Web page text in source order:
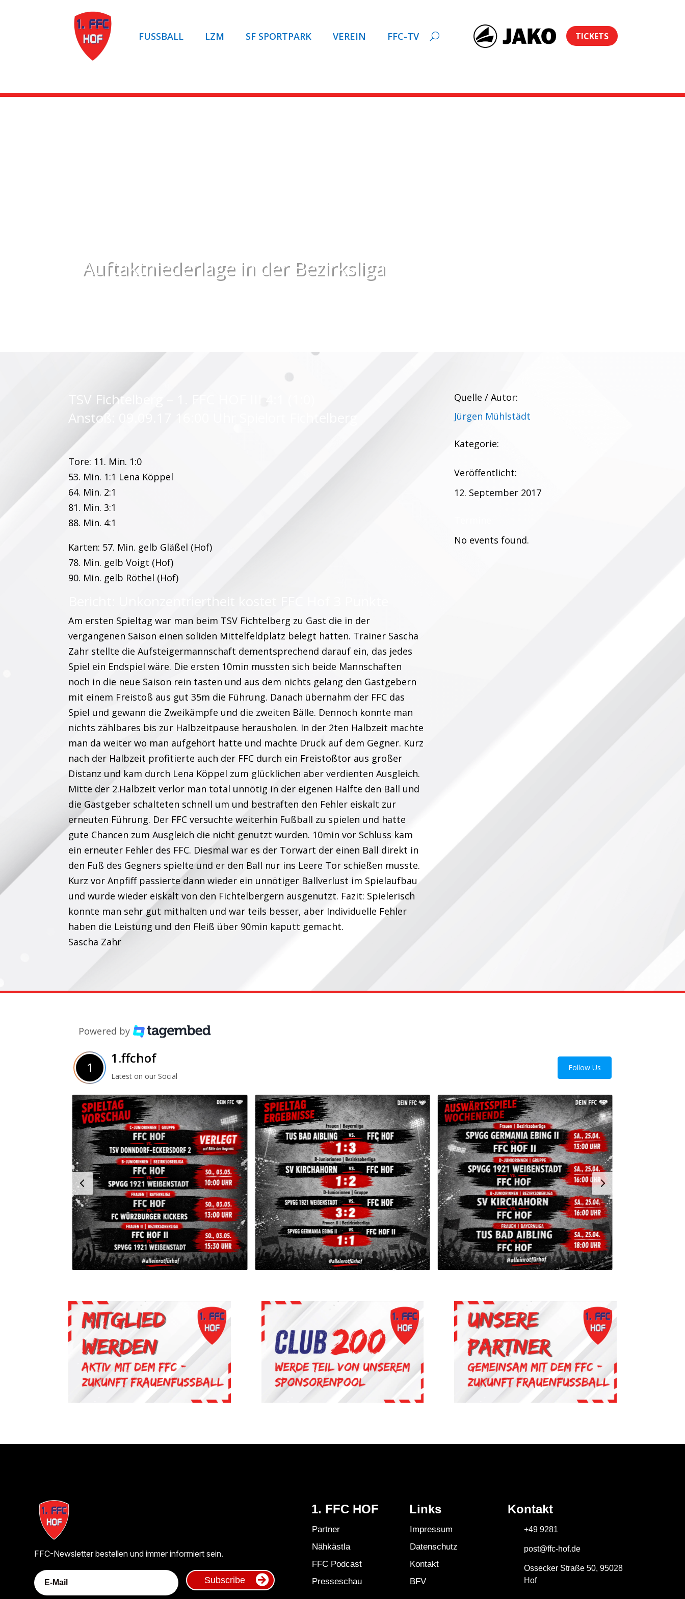
FUSSBALL LZM SF SPORTPARK VEREIN FFC-TV TICKETS
Auftaktniederlage in der Bezirksliga
TSV Fichtelberg – 1. FFC HOF III 4:1 (1:0)
Anstoß: 09.09.17 16:00 Uhr Spielort Fichtelberg
Tore: 11. Min. 1:0
53. Min. 1:1 Lena Köppel
64. Min. 2:1
81. Min. 3:1
88. Min. 4:1
Karten: 57. Min. gelb Gläßel (Hof)
78. Min. gelb Voigt (Hof)
90. Min. gelb Röthel (Hof)
Am ersten Spieltag war man beim TSV Fichtelberg zu Gast die in der
vergangenen Saison einen soliden Mittelfeldplatz belegt hatten. Trainer Sascha
Zahr stellte die Aufsteigermannschaft dementsprechend darauf ein, das jedes
Spiel ein Endspiel wäre. Die ersten 10min mussten sich beide Mannschaften
noch in die neue Saison rein tasten und aus dem nichts gelang den Gastgebern
mit einem Freistoß aus gut 35m die Führung. Danach übernahm der FFC das
Spiel und gewann die Zweikämpfe und die zweiten Bälle. Dennoch konnte man
nichts zählbares bis zur Halbzeitpause herausholen. In der 2ten Halbzeit machte
man da weiter wo man aufgehört hatte und machte Druck auf dem Gegner. Kurz
nach der Halbzeit profitierte auch der FFC durch ein Freistoßtor aus großer
Distanz und kam durch Lena Köppel zum glücklichen aber verdienten Ausgleich.
Mitte der 2.Halbzeit verlor man total unnötig in der eigenen Hälfte den Ball und
die Gastgeber schalteten schnell um und bestraften den Fehler eiskalt zur
erneuten Führung. Der FFC versuchte weiterhin Fußball zu spielen und hatte
gute Chancen zum Ausgleich die nicht genutzt wurden. 10min vor Schluss kam
ein erneuter Fehler des FFC. Diesmal war es der Torwart der einen Ball direkt in
den Fuß des Gegners spielte und er den Ball nur ins Leere Tor schießen musste.
Kurz vor Anpfiff passierte dann wieder ein unnötiger Ballverlust im Spielaufbau
und wurde wieder eiskalt von den Fichtelbergern ausgenutzt. Fazit: Spielerisch
konnte man sehr gut mithalten und war teils besser, aber Individuelle Fehler
haben die Leistung und den Fleiß über 90min kaputt gemacht.
Sascha Zahr
Quelle / Autor:
Jürgen Mühlstädt
Kategorie:
Veröffentlicht:
12. September 2017
No events found.
Powered by
1.ffchof
Latest on our Social
Follow Us
FFC-Newsletter bestellen und immer informiert sein.
Subscribe
1. FFC HOF
Partner
Nähkästla
FFC Podcast
Presseschau
Links
Impressum
Datenschutz
Kontakt
BFV
Kontakt
+49 9281
post@ffc-hof.de
Ossecker Straße 50, 95028
Hof